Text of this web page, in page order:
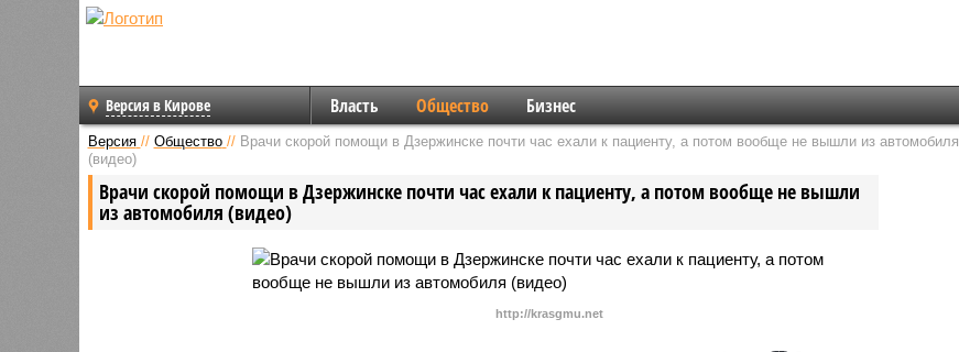
Версия в Кирове Власть Общество Бизнес
Версия // Общество // Врачи скорой помощи в Дзержинске почти час ехали к пациенту, а потом вообще не вышли из автомобиля
(видео)
Врачи скорой помощи в Дзержинске почти час ехали к пациенту, а потом вообще не вышли
из автомобиля (видео)
http://krasgmu.net